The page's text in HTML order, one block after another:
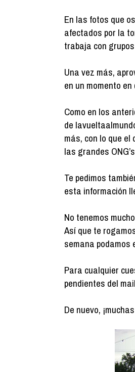
En las fotos que
afectados por la
trabaja con
Una vez más,
en un momento
Como en los
de
más, con lo que
las grandes
Te pedimos
esta información
No tenemos
Así que te
semana
Para cualquier
pendientes del
De nuevo,